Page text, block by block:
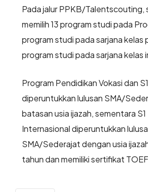
Pada jalur PPKB/Talentscouting,
memilih 13 program studi pada
program studi pada sarjana kelas
program studi pada sarjana kelas
Program Pendidikan Vokasi dan
diperuntukkan lulusan SMA/
batasan usia ijazah, sementara S1
Internasional diperuntukkan
SMA/Sederajat dengan usia
tahun dan memiliki sertifikat